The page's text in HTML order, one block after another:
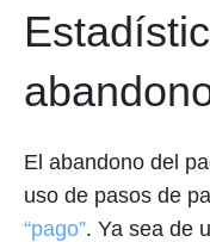
El abandono del
uso de pasos de
“pago”. Ya sea de